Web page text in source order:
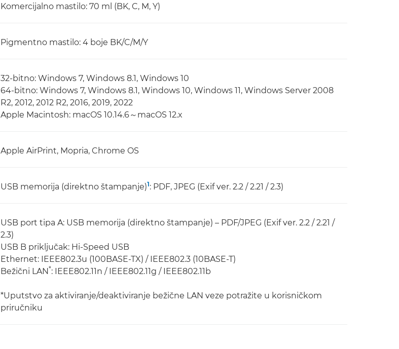
Komercijalno mastilo: 70 ml (BK, C, M, Y)
Pigmentno mastilo: 4 boje BK/C/M/Y
32-bitno: Windows 7, Windows 8.1, Windows 10
64-bitno: Windows 7, Windows 8.1, Windows 10, Windows 11, Windows Server 2008
R2, 2012, 2012 R2, 2016, 2019, 2022
Apple Macintosh: macOS 10.14.6～macOS 12.x
Apple AirPrint, Mopria, Chrome OS
USB memorija (direktno štampanje)1: PDF, JPEG (Exif ver. 2.2 / 2.21 / 2.3)
USB port tipa A: USB memorija (direktno štampanje) – PDF/JPEG (Exif ver. 2.2 / 2.21 /
2.3)
USB B priključak: Hi-Speed USB
Ethernet: IEEE802.3u (100BASE-TX) / IEEE802.3 (10BASE-T)
Bežični LAN*: IEEE802.11n / IEEE802.11g / IEEE802.11b
*Uputstvo za aktiviranje/deaktiviranje bežične LAN veze potražite u korisničkom
priručniku